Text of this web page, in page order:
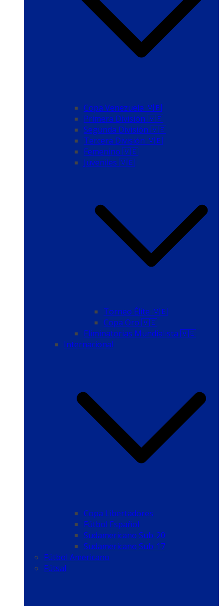
Copa Venezuela 🇻🇪
Primera División 🇻🇪
Segunda División 🇻🇪
Tercera División 🇻🇪
Femenino 🇻🇪
Juveniles 🇻🇪
Torneo Élite 🇻🇪
Copa Oro 🇻🇪
Eliminatorias Mundialista 🇻🇪
Internacional
Copa Libertadores
Fútbol Español
Sudamericano Sub-20
Sudamericano Sub-17
Fútbol Americano
Fútsal